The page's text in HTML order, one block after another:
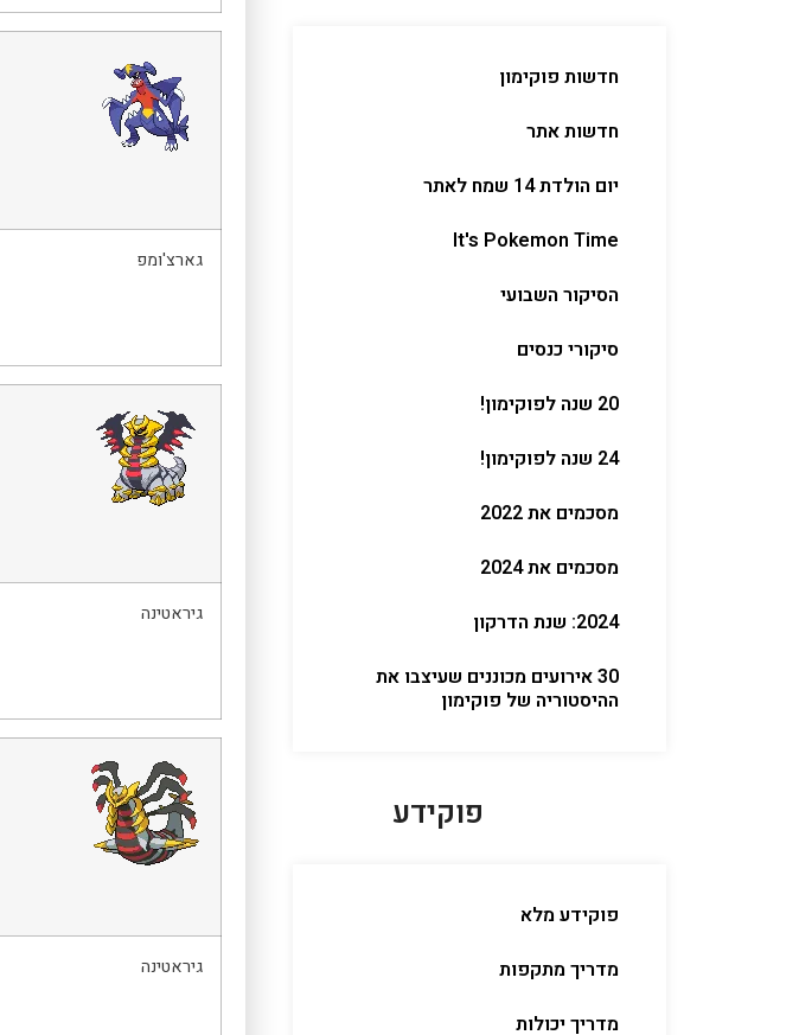
חדשות פוקימון
חדשות אתר
יום הולדת 14 שמח לאתר
It's Pokemon Time
הסיקור השבועי
סיקורי כנסים
20 שנה לפוקימון!
24 שנה לפוקימון!
מסכמים את 2022
מסכמים את 2024
2024: שנת הדרקון
30 אירועים מכוננים שעיצבו את
ההיסטוריה של פוקימון
פוקידע
פוקידע מלא
מדריך מתקפות
מדריך יכולות
גארצ'ומפ
גיראטינה
גיראטינה